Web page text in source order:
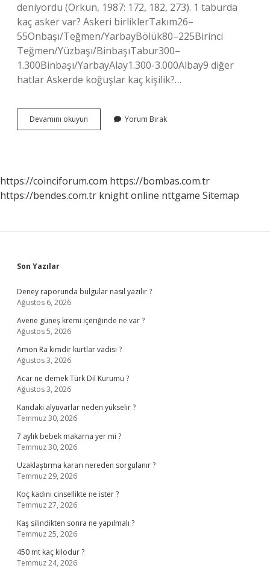
deniyordu (Orkun, 1987: 172, 182, 273). 1 taburda
kaç asker var? Askeri birliklerTakım26–
55Onbaşı/Teğmen/YarbayBölük80–225Birinci
Teğmen/Yüzbaşı/BinbaşıTabur300–
1.300Binbaşı/YarbayAlay1.300-3.000Albay9 diğer
hatlar Askerde koğuşlar kaç kişilik?…
Devamını okuyun
Kol
Yorum Bırak
https://coinciforum.com https://bombas.com.tr
https://bendes.com.tr knight online nttgame Sitemap
Sidebar
Son Yazılar
Deney raporunda bulgular nasıl yazılır ?
Ağustos 6, 2026
Avene güneş kremi içeriğinde ne var ?
Ağustos 5, 2026
Amon Ra kimdir kurtlar vadisi ?
Ağustos 3, 2026
Acar ne demek Türk Dil Kurumu ?
Ağustos 3, 2026
Kandaki alyuvarlar neden yükselir ?
Temmuz 30, 2026
7 aylık bebek makarna yer mi ?
Temmuz 30, 2026
Uzaklaştırma kararı nereden sorgulanır ?
Temmuz 29, 2026
Koç kadını cinsellikte ne ister ?
Temmuz 27, 2026
Kaş silindikten sonra ne yapılmalı ?
Temmuz 25, 2026
450 mt kaç kilodur ?
Temmuz 24, 2026